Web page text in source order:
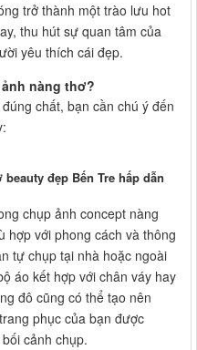
trở thành một trào lưu hot
thu hút sự quan tâm của
yêu thích cái đẹp.
nàng thơ?
chất, bạn cần chú ý đến
đẹp Bến Tre hấp dẫn
chụp ảnh concept nàng
hợp với phong cách và thông
tự chụp tại nhà hoặc ngoài
áo kết hợp với chân váy hay
đô cũng có thể tạo nên
phục của bạn được
cảnh chụp.